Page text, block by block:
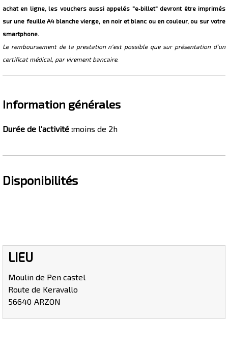
achat en ligne, les vouchers aussi appelés "e‐billet" devront être imprimés
sur une feuille A4 blanche vierge, en noir et blanc ou en couleur, ou sur votre
smartphone.
Le remboursement de la prestation n'est possible que sur présentation d'un
certificat médical, par virement bancaire.
Information générales
Durée de l'activité :moins de 2h
Disponibilités
LIEU
Moulin de Pen castel
Route de Keravallo
56640 ARZON